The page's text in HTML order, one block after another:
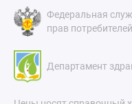
Федеральная
прав потребителей
Департамент